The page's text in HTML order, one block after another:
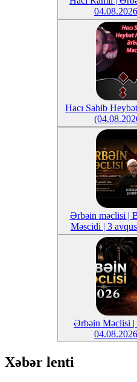
Hacı Sahib
Ərbəin məclisi |
Məscidi | 3
Ərbəin Məclisi |
Xəbər lenti